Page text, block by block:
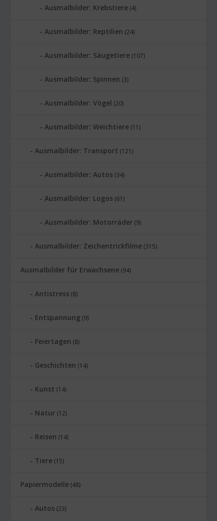
Ausmalbilder: Krebstiere (4)
Ausmalbilder: Reptilien (24)
Ausmalbilder: Säugetiere (107)
Ausmalbilder: Spinnen (3)
Ausmalbilder: Vögel (20)
Ausmalbilder: Weichtiere (11)
Ausmalbilder: Transport (121)
Ausmalbilder: Autos (34)
Ausmalbilder: Logos (61)
Ausmalbilder: Motorräder (9)
Ausmalbilder: Zeichentrickfilme (315)
Ausmalbilder für Erwachsene (94)
Antistress (8)
Entspannung (9)
Feiertagen (8)
Geschichten (14)
Kunst (14)
Natur (12)
Reisen (14)
Tiere (15)
Papiermodelle (48)
Autos (23)